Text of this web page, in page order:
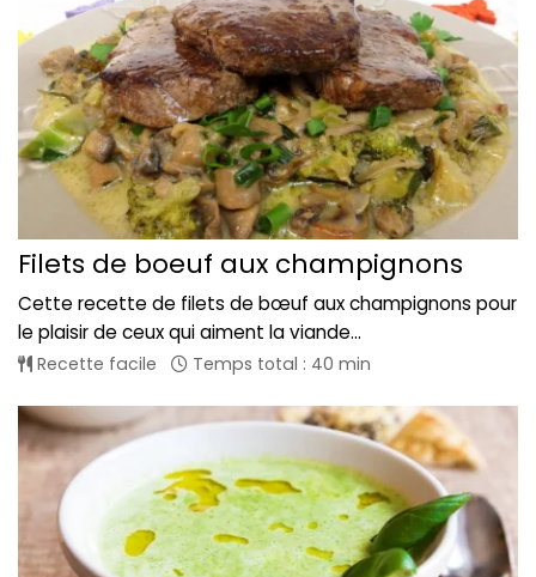
Filets de boeuf aux champignons
Cette recette de filets de bœuf aux champignons pour
le plaisir de ceux qui aiment la viande...
Recette facile Temps total : 40 min